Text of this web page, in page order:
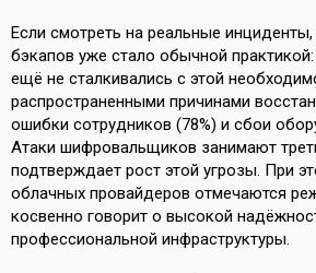
Если смотреть на реальные
бэкапов уже стало обычной
ещё не сталкивались с этой
распространенными причинами
ошибки сотрудников (78%) и сбои
Атаки шифровальщиков занимают
подтверждает рост этой угрозы. При
облачных провайдеров отмечаются
косвенно говорит о высокой
профессиональной инфраструктуры.